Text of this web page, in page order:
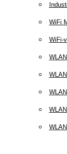
WiFi
WiFi-